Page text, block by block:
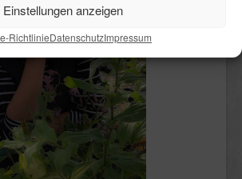
Einstellungen anzeigen
RichtlinieDatenschutzImpressum